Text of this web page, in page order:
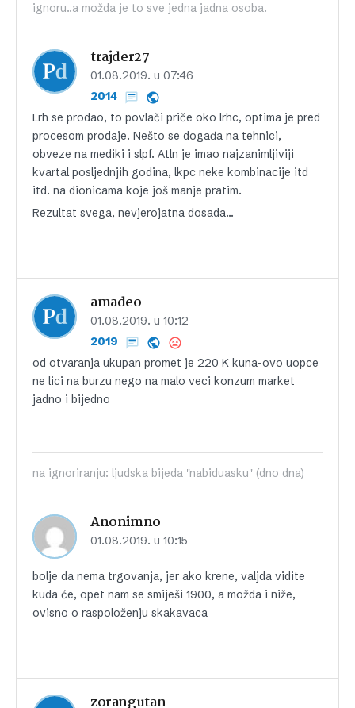
ignoru..a možda je to sve jedna jadna osoba.
trajder27
01.08.2019. u 07:46
2014
Lrh se prodao, to povlači priče oko lrhc, optima je pred
procesom prodaje. Nešto se događa na tehnici,
obveze na mediki i slpf. Atln je imao najzanimljiviji
kvartal posljednjih godina, lkpc neke kombinacije itd
itd. na dionicama koje još manje pratim.
Rezultat svega, nevjerojatna dosada…
amadeo
01.08.2019. u 10:12
2019
od otvaranja ukupan promet je 220 K kuna-ovo uopce
ne lici na burzu nego na malo veci konzum market
jadno i bijedno
na ignoriranju: ljudska bijeda "nabiduasku" (dno dna)
Anonimno
01.08.2019. u 10:15
bolje da nema trgovanja, jer ako krene, valjda vidite
kuda će, opet nam se smiješi 1900, a možda i niže,
ovisno o raspoloženju skakavaca
zorangutan